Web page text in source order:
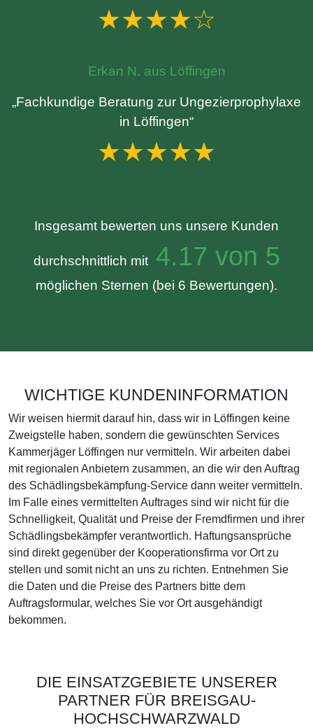
★★★★☆
Erkan N. aus Löffingen
„Fachkundige Beratung zur Ungezierprophylaxe
in Löffingen“
★★★★★
Insgesamt bewerten uns unsere Kunden
durchschnittlich mit4.17 von 5
möglichen Sternen (bei 6 Bewertungen).
WICHTIGE KUNDENINFORMATION
Wir weisen hiermit darauf hin, dass wir in Löffingen keine
Zweigstelle haben, sondern die gewünschten Services
Kammerjäger Löffingen nur vermitteln. Wir arbeiten dabei
mit regionalen Anbietern zusammen, an die wir den Auftrag
des Schädlingsbekämpfung-Service dann weiter vermitteln.
Im Falle eines vermittelten Auftrages sind wir nicht für die
Schnelligkeit, Qualität und Preise der Fremdfirmen und ihrer
Schädlingsbekämpfer verantwortlich. Haftungsansprüche
sind direkt gegenüber der Kooperationsfirma vor Ort zu
stellen und somit nicht an uns zu richten. Entnehmen Sie
die Daten und die Preise des Partners bitte dem
Auftragsformular, welches Sie vor Ort ausgehändigt
bekommen.
DIE EINSATZGEBIETE UNSERER
PARTNER FÜR BREISGAU-
HOCHSCHWARZWALD